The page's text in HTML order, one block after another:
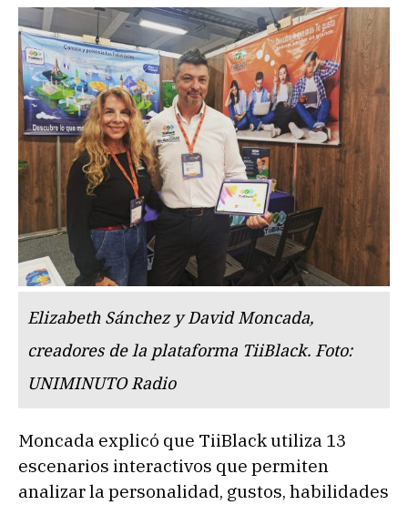
Elizabeth Sánchez y David Moncada,
creadores de la plataforma TiiBlack. Foto:
UNIMINUTO Radio
Moncada explicó que TiiBlack utiliza 13
escenarios interactivos que permiten
analizar la personalidad, gustos, habilidades